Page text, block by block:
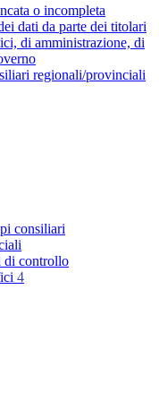
o incompleta
dati da parte dei titolari
di amministrazione, di
regionali/provinciali
consiliari
di controllo
4